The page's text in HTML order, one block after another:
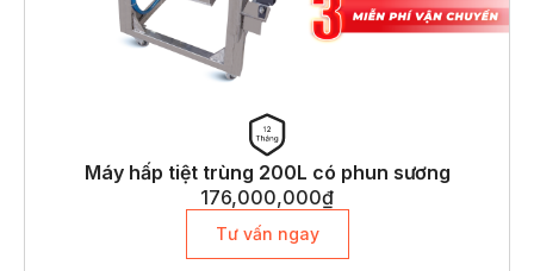
Máy hấp tiệt trùng 200L có phun sương
176,000,000₫
Tư vấn ngay